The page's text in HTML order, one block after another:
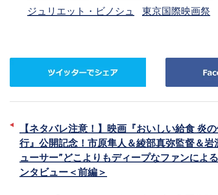
ジュリエット・ビノシュ
東京国際映画祭
ー
【ネタバレ注意！】映画『おいしい給食 炎
行』公開記念！市原隼人＆綾部真弥監督＆岩
ューサー”どこよりもディープなファンによ
ンタビュー＜前編＞